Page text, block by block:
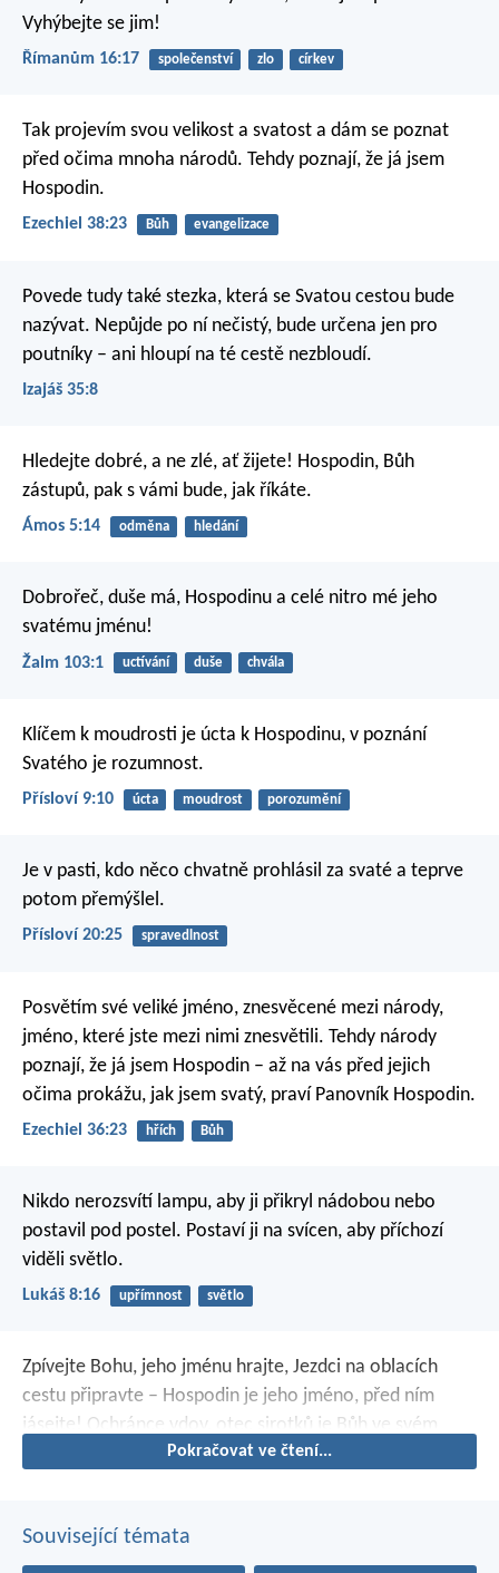
Vyhýbejte se jim!
Římanům 16:17 společenství zlo církev
Tak projevím svou velikost a svatost a dám se poznat
před očima mnoha národů. Tehdy poznají, že já jsem
Hospodin.
Ezechiel 38:23 Bůh evangelizace
Povede tudy také stezka, která se Svatou cestou bude
nazývat. Nepůjde po ní nečistý, bude určena jen pro
poutníky – ani hloupí na té cestě nezbloudí.
Izajáš 35:8
Hledejte dobré, a ne zlé, ať žijete! Hospodin, Bůh
zástupů, pak s vámi bude, jak říkáte.
Ámos 5:14 odměna hledání
Dobrořeč, duše má, Hospodinu a celé nitro mé jeho
svatému jménu!
Žalm 103:1 uctívání duše chvála
Klíčem k moudrosti je úcta k Hospodinu, v poznání
Svatého je rozumnost.
Přísloví 9:10 úcta moudrost porozumění
Je v pasti, kdo něco chvatně prohlásil za svaté a teprve
potom přemýšlel.
Přísloví 20:25 spravedlnost
Posvětím své veliké jméno, znesvěcené mezi národy,
jméno, které jste mezi nimi znesvětili. Tehdy národy
poznají, že já jsem Hospodin – až na vás před jejich
očima prokážu, jak jsem svatý, praví Panovník Hospodin.
Ezechiel 36:23 hřích Bůh
Nikdo nerozsvítí lampu, aby ji přikryl nádobou nebo
postavil pod postel. Postaví ji na svícen, aby příchozí
viděli světlo.
Lukáš 8:16 upřímnost světlo
Zpívejte Bohu, jeho jménu hrajte, Jezdci na oblacích
cestu připravte – Hospodin je jeho jméno, před ním
jásejte! Ochránce vdov, otec sirotků je Bůh ve svém
Pokračovat ve čtení...
Související témata